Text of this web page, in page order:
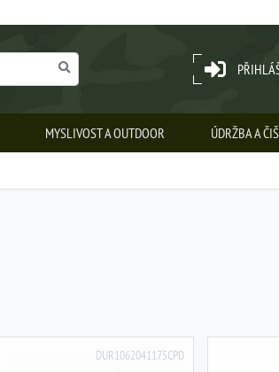
MYSLIVOST A OUTDOOR ÚDRŽBA A
DUR1062041175CPD